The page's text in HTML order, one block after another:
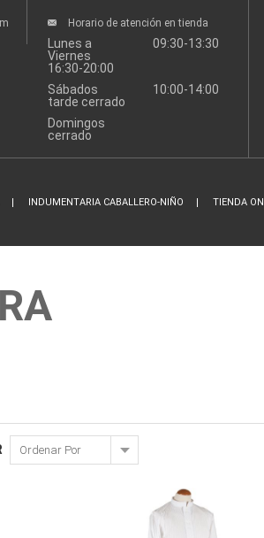
Horario de atención en tienda
Lunes a
Viernes
09:30-13:30
16:30-20:00
Sábados
10:00-14:00
tarde cerrado
Domingos
cerrado
INDUMENTARIA CABALLERO-NIÑO TIENDA